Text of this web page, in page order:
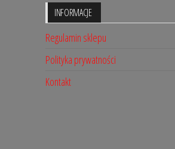
INFORMACJE
Regulamin sklepu
Polityka prywatności
Kontakt